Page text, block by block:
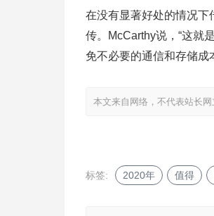
在没有显著好处的情况下
传。McCarthy说，“这就
免不必要的通信和存储成
本文来自网络，不代表站长网
标签: 2020年 值得